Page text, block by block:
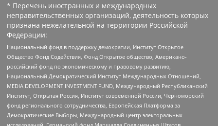
* Перечень иностранных и международных
неправительственных организаций, деятельность которых
признана нежелательной на территории Российской
Федерации:
Национальный фонд в поддержку демократии, Институт Открытое
Общество Фонд Содействия, Фонд Открытое общество, Американо-
российский фонд по экономическому и правовому развитию,
Национальный Демократический Институт Международных Отношений,
MEDIA DEVELOPMENT INVESTMENT FUND, Международный Республиканский
Институт, Открытая Россия, Институт современной России, Черноморский
фонд регионального сотрудничества, Европейская Платформа за
Демократические Выборы, Международный центр электоральных